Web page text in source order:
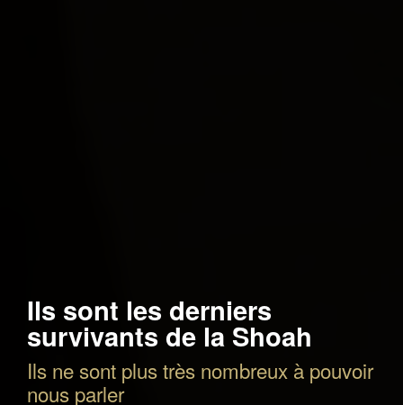
Ils sont les derniers
survivants de la Shoah
Ils ne sont plus très nombreux à pouvoir
nous parler